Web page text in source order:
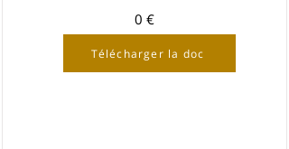
0 €
Télécharger la doc